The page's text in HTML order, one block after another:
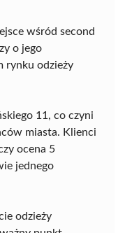
wśród second
o jego
rynku odzieży
11, co czyni
miasta. Klienci
ocena 5
jednego
odzieży